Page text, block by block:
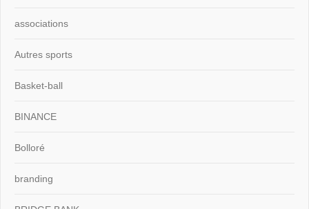
associations
Autres sports
Basket-ball
BINANCE
Bolloré
branding